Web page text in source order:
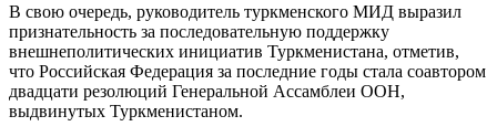
В свою очередь, руководитель туркменского МИД выразил
признательность за последовательную поддержку
внешнеполитических инициатив Туркменистана, отметив,
что Российская Федерация за последние годы стала соавтором
двадцати резолюций Генеральной Ассамблеи ООН,
выдвинутых Туркменистаном.